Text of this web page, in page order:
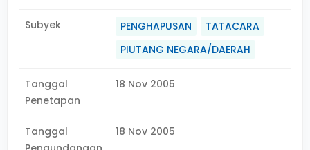
Subyek PENGHAPUSAN
TATACARA
PIUTANG NEGARA/DAERAH
Tanggal
Penetapan
18 Nov 2005
Tanggal
18 Nov 2005